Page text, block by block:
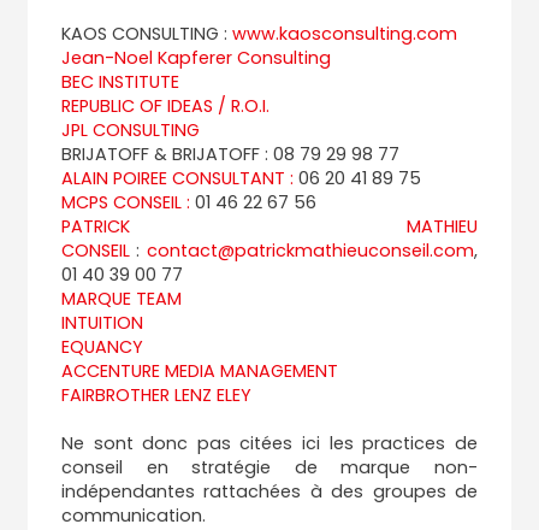
KAOS CONSULTING :www.kaosconsulting.com
Jean-Noel Kapferer Consulting
BEC INSTITUTE
REPUBLIC OF IDEAS / R.O.I.
JPL CONSULTING
BRIJATOFF & BRIJATOFF : 08 79 29 98 77
ALAIN POIREE CONSULTANT : 06 20 41 89 75
MCPS CONSEIL : 01 46 22 67 56
PATRICK MATHIEU
CONSEIL : contact@patrickmathieuconseil.com,
01 40 39 00 77
MARQUE TEAM
INTUITION
EQUANCY
ACCENTURE MEDIA MANAGEMENT
FAIRBROTHER LENZ ELEY
Ne sont donc pas citées ici les practices de
conseil en stratégie de marque non-
indépendantes rattachées à des groupes de
communication.